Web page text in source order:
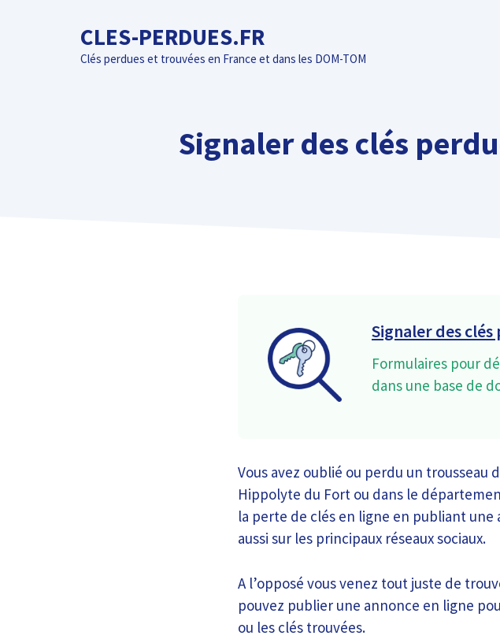
CLES-PERDUES.FR
Clés perdues et trouvées en France et dans les DOM-TOM
Signaler des clés
Signaler des
Formulaires pour
dans une base de
Vous avez oublié ou perdu un trousseau
Hippolyte du Fort ou dans le
la perte de clés en ligne en publiant
aussi sur les principaux réseaux sociaux.
A l’opposé vous venez tout juste de
pouvez publier une annonce en ligne
ou les clés trouvées.